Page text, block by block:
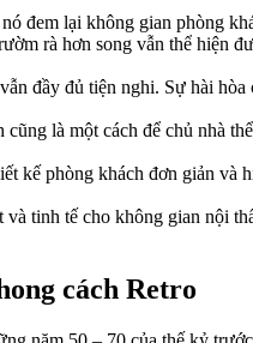
đem lại không gian phòng
rà hơn song vẫn thể hiện
đầy đủ tiện nghi. Sự hài
là một cách để chủ nhà
kế phòng khách đơn giản và
tinh tế cho không gian nội
cách Retro